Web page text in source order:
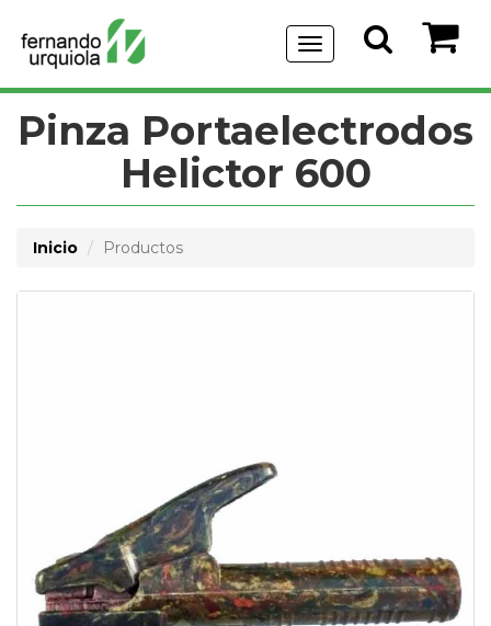
Menu
de
Navegación
Pinza Portaelectrodos
Helictor 600
Inicio Productos